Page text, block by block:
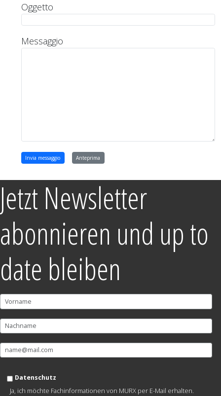
Oggetto
Messaggio
Jetzt Newsletter
abonnieren und up to
date bleiben
Datenschutz
Ja, ich möchte Fachinformationen von MURX per E-Mail erhalten.